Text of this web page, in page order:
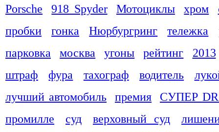
Porsche
918 Spyder Мотоциклы хром
пробки
гонка Нюрбургринг тележка
парковка
москва угоны рейтинг
2013
штраф
фура тахограф водитель
лучший автомобиль
премия
СУПЕР
промилле
суд верховный суд